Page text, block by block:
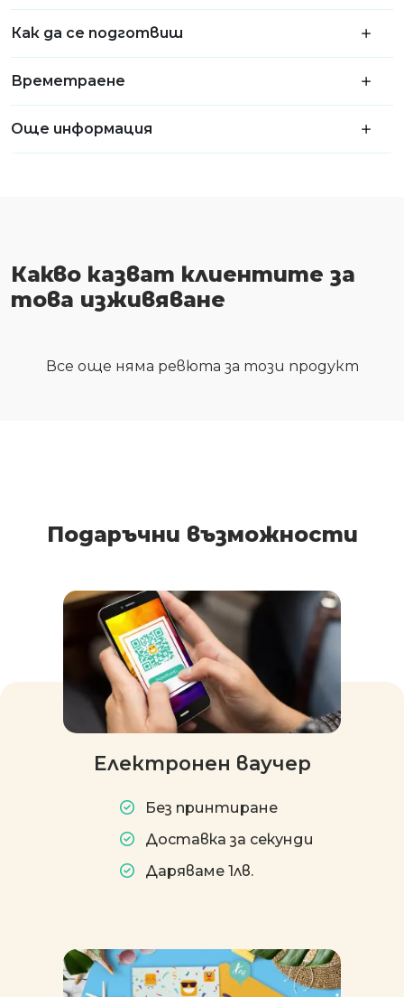
Как да се подготвиш
Времетраене
Още информация
Какво казват клиентите за
това изживяване
Все още няма ревюта за този продукт
Подаръчни възможности
Електронен ваучер
Без принтиране
Доставка за секунди
Даряваме 1лв.